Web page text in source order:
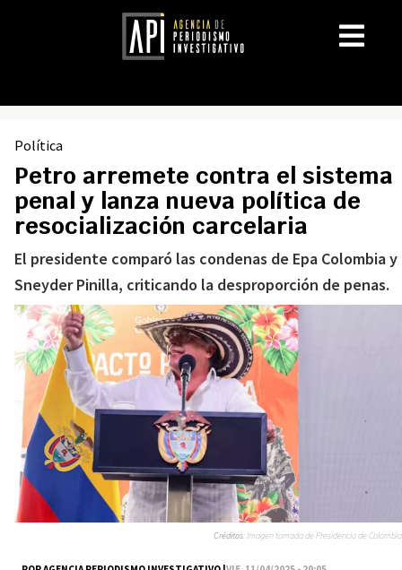
Política
Petro arremete contra el sistema
penal y lanza nueva política de
resocialización carcelaria
El presidente comparó las condenas de Epa Colombia y
Sneyder Pinilla, criticando la desproporción de penas.
Créditos:Imagen tomada de Presidencia de Colombia